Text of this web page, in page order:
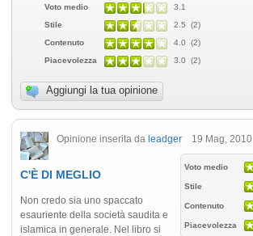
Voto medio
3.1
Stile
2.5 (2)
Contenuto
4.0 (2)
Piacevolezza
3.0 (2)
Aggiungi la tua opinione
Opinione inserita da leadger 19 Mag, 2010
Voto medio
Stile
Contenuto
Piacevolezza
C'È DI MEGLIO
Non credo sia uno spaccato
esauriente della società saudita e
islamica in generale. Nel libro si